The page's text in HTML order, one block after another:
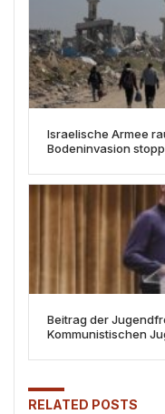
Israelische Armee
Bodeninvasion
Beitrag der
Kommunistischen
RELATED POSTS